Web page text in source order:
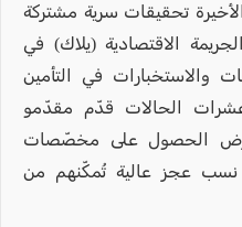
تحقيقات سرية مشتركة
الاقتصادية (يلاك) في
والاستخبارات في التأمين
الحالات قدّم مقدّمو
بغرض الحصول على مخصّصات
نسب عجز عالية تُمكّنهم من